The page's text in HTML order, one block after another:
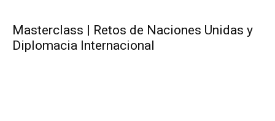
Masterclass | Retos de Naciones Unidas y
Diplomacia Internacional